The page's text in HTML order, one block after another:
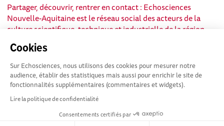
Cookies
Sur Echosciences, nous utilisons des cookies pour mesurer notre
audience, établir des statistiques mais aussi pour enrichir le site de
fonctionnalités supplémentaires (commentaires et widgets).
Lire la politique de confidentialité
Consentements certifiés par
Partager, découvrir, rentrer en contact : Echosciences
Nouvelle-Aquitaine est le réseau social des acteurs de la
culture scientifique, technique et industrielle de la région.
Mentions légales
|Ligne éditoriale